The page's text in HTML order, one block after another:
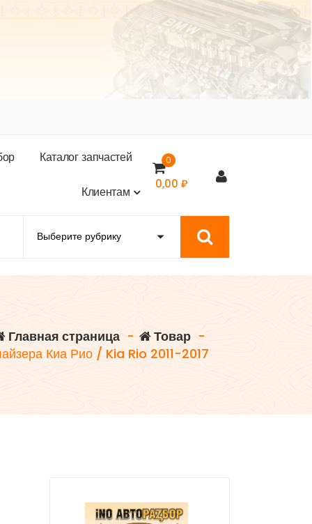
ор Каталогзапчастей
Клиентам
0
0,00 ₽
Главная страница - Товар -
Киа Рио / Kia Rio 2011-2017